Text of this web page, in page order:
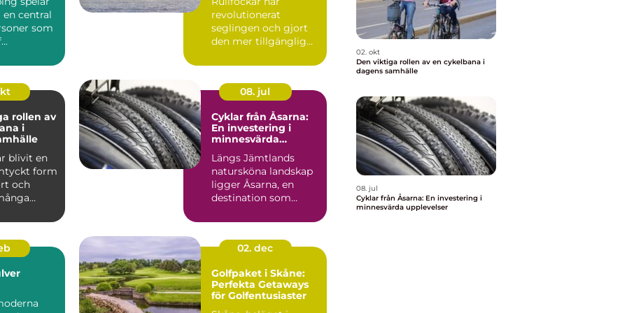
central
som
revolutionerat
seglingen och gjort
den mer tillgänglig
rollen av
i
blivit en
form
och
08. jul
Cyklar från Åsarna:
En investering i
minnesvärda
Längs Jämtlands
natursköna landskap
ligger Åsarna, en
destination som
02. dec
Golfpaket i Skåne:
Perfekta Getaways
för Golfentusiaster
02. okt
Den viktiga rollen av en cykelbana i
dagens samhälle
08. jul
Cyklar från Åsarna: En investering i
minnesvärda upplevelser